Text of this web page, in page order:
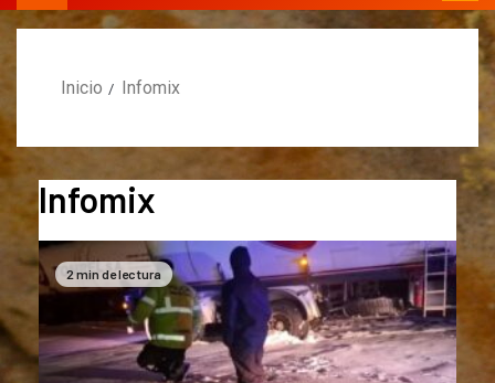
Inicio Infomix
Infomix
2 min de lectura